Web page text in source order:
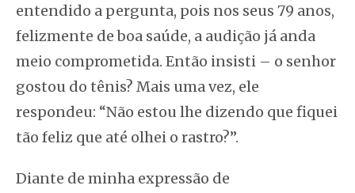
entendido a pergunta, pois nos seus 79 anos,
felizmente de boa saúde, a audição já anda
meio comprometida. Então insisti – o senhor
gostou do tênis? Mais uma vez, ele
respondeu: “Não estou lhe dizendo que fiquei
tão feliz que até olhei o rastro?”.
Diante de minha expressão de